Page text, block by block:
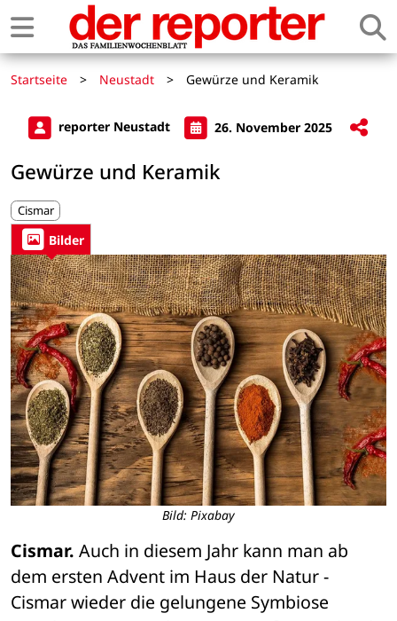
Startseite > Neustadt > Gewürze und Keramik
reporter Neustadt 26. November 2025
Gewürze und Keramik
Cismar
Bilder
Bild: Pixabay
Cismar. Auch in diesem Jahr kann man ab
dem ersten Advent im Haus der Natur -
Cismar wieder die gelungene Symbiose